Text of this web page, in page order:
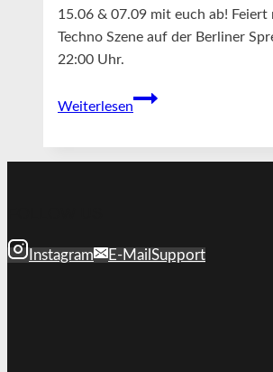
15.06 & 07.09 mit euch ab! Feiert
Techno Szene auf der Berliner
22:00 Uhr.
Weiterlesen
Rave
Instagram E-Mail Support